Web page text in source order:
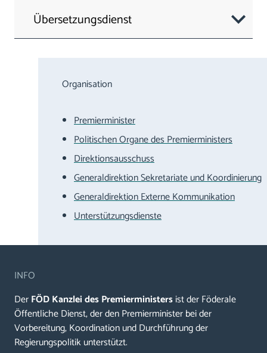
Übersetzungsdienst
Organisation
Premierminister
Politischen Organe des Premierministers
Direktionsausschuss
Generaldirektion Sekretariate und Koordinierung
Generaldirektion Externe Kommunikation
Unterstützungsdienste
INFO
DerFÖD Kanzlei des Premierministersist der Föderale
Öffentliche Dienst, der den Premierminister bei der
Vorbereitung, Koordination und Durchführung der
Regierungspolitik unterstützt.